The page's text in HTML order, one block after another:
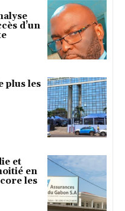
d’un
plus les
et
en
les